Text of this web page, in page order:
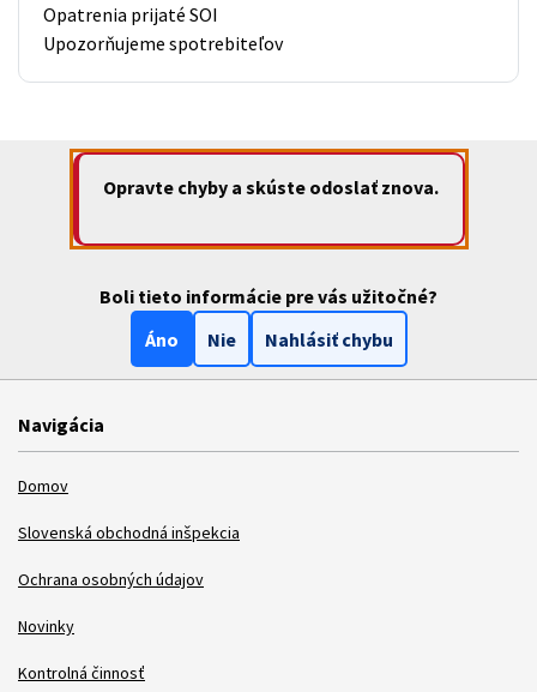
Opatrenia prijaté SOI
Upozorňujeme spotrebiteľov
Opravte chyby a skúste odoslať znova.
Boli tieto informácie pre vás užitočné?
Áno
Nie Nahlásiť chybu
Navigácia
Domov
Slovenská obchodná inšpekcia
Ochrana osobných údajov
Novinky
Kontrolná činnosť